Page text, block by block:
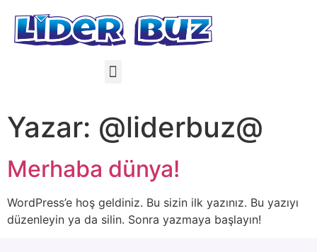
Yazar: @liderbuz@
Merhaba dünya!
WordPress’e hoş geldiniz. Bu sizin ilk yazınız. Bu yazıyı
düzenleyin ya da silin. Sonra yazmaya başlayın!